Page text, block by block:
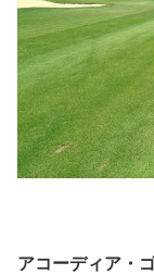
アコーディア・